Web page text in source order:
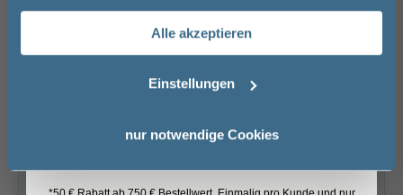
Alle akzeptieren
Einstellungen
nur notwendige Cookies
Versandkostenfrei innerhalb Deutschlands
Email
Anmelden